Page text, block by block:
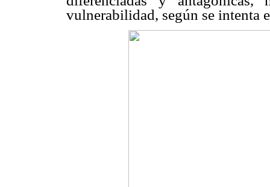
vulnerabilidad, según se intenta